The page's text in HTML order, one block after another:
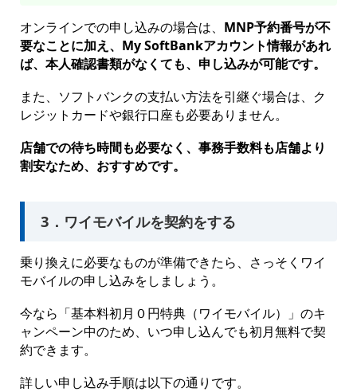
オンラインでの申し込みの場合は、 MNP予約番号が不
要なことに加え、My SoftBankアカウント情報があれ
ば、本人確認書類がなくても、申し込みが可能です。
また、ソフトバンクの支払い方法を引継ぐ場合は、ク
レジットカードや銀行口座も必要ありません。
店舗での待ち時間も必要なく、事務手数料も店舗より
割安なため、おすすめです。
3．ワイモバイルを契約をする
乗り換えに必要なものが準備できたら、さっそくワイ
モバイルの申し込みをしましょう。
今なら「基本料初月０円特典（ワイモバイル）」のキ
ャンペーン中のため、いつ申し込んでも初月無料で契
約できます。
詳しい申し込み手順は以下の通りです。